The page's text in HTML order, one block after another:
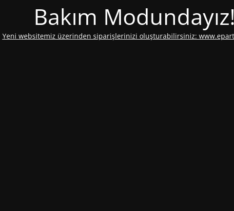
Bakım Modundayız!
Yeni websitemiz üzerinden siparişlerinizi oluşturabilirsiniz: